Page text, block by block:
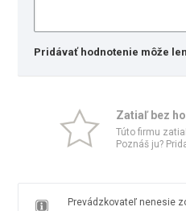
Pridávať hodnotenie môže len
Zatiaľ bez
Túto firmu
Poznáš ju?
Prevádzkovateľ nenesie